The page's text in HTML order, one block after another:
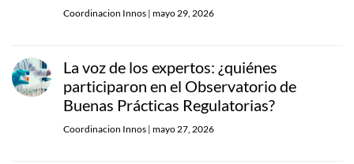
Coordinacion Innos | mayo 29, 2026
La voz de los expertos: ¿quiénes
participaron en el Observatorio de
Buenas Prácticas Regulatorias?
Coordinacion Innos | mayo 27, 2026